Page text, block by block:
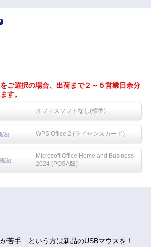
ご選択の場合、出荷まで２～５営業日余分
す。
オフィスソフトなし(標準)
込) WPS Office 2 (ライセンスカード)
込)
Microsoft Office Home and Business
2024 (POSA版)
苦手…という方は新品のUSBマウスを！